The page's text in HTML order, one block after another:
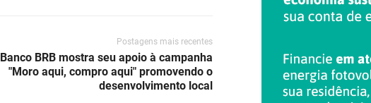
Postagens mais recentes
Banco BRB mostra seu apoio à campanha
"Moro aqui, compro aqui" promovendo o
desenvolvimento local